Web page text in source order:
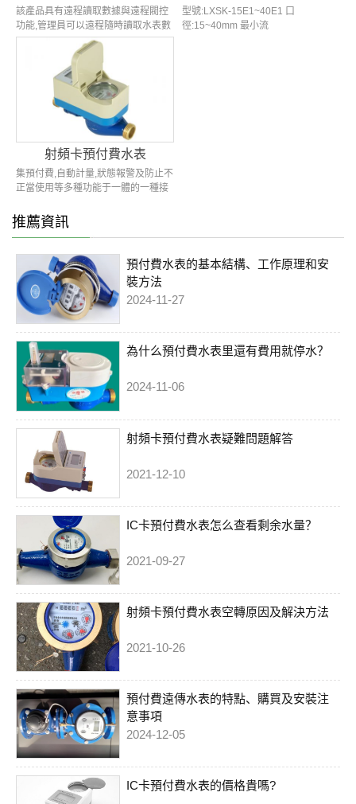
該產品具有遠程讀取數據與遠程閥控
功能,管理員可以遠程隨時讀取水表數
據,實時了解智能水表的使用情況,此外
還可以根據實際情況進行遠程閥門開
型號:LXSK-15E1~40E1 口
徑:15~40mm 最小流
射頻卡預付費水表
集預付費,自動計量,狀態報警及防止不
正當使用等多種功能于一體的一種接
能可靠,結構緊湊合理等優點,適用于單
向非脈沖水流...
推薦資訊
預付費水表的基本結構、工作原理和安
裝方法
2024-11-27
為什么預付費水表里還有費用就停水？
2024-11-06
射頻卡預付費水表疑難問題解答
2021-12-10
IC卡預付費水表怎么查看剩余水量？
2021-09-27
射頻卡預付費水表空轉原因及解決方法
2021-10-26
預付費遠傳水表的特點、購買及安裝注
意事項
2024-12-05
IC卡預付費水表的價格貴嗎?